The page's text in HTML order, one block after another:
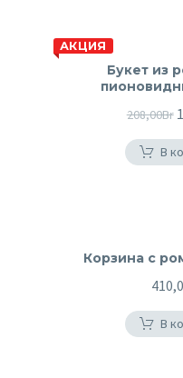
АКЦИЯ
Букет из
208,00Br
В
Корзина с
В